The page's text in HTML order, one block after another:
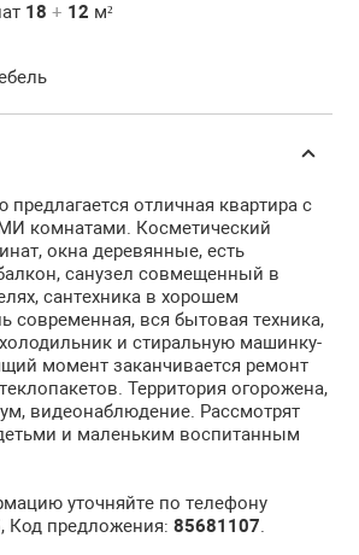
18+ 12 м²
отличная квартира с
комнатами. Косметический
окна деревянные, есть
санузел совмещенный в
сантехника в хорошем
современная, вся бытовая техника,
и стиральную машинку-
момент заканчивается ремонт
Территория огорожена,
видеонаблюдение. Рассмотрят
и маленьким воспитанным
уточняйте по телефону
, Код предложения:85681107.